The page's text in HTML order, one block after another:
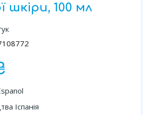
шкіри, 100 мл
Іспанія